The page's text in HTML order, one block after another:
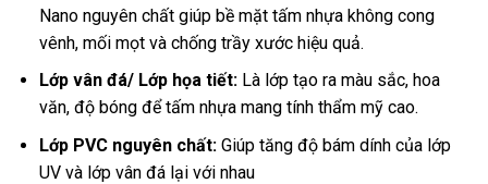
Nano nguyên chất giúp bề mặt tấm nhựa không cong
vênh, mối mọt và chống trầy xước hiệu quả.
Lớp vân đá/ Lớp họa tiết:Là lớp tạo ra màu sắc, hoa
văn, độ bóng để tấm nhựa mang tính thẩm mỹ cao.
Lớp PVC nguyên chất:Giúp tăng độ bám dính của lớp
UV và lớp vân đá lại với nhau